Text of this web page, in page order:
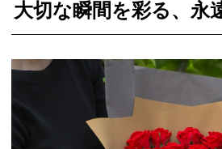
大切な瞬間を彩る、永